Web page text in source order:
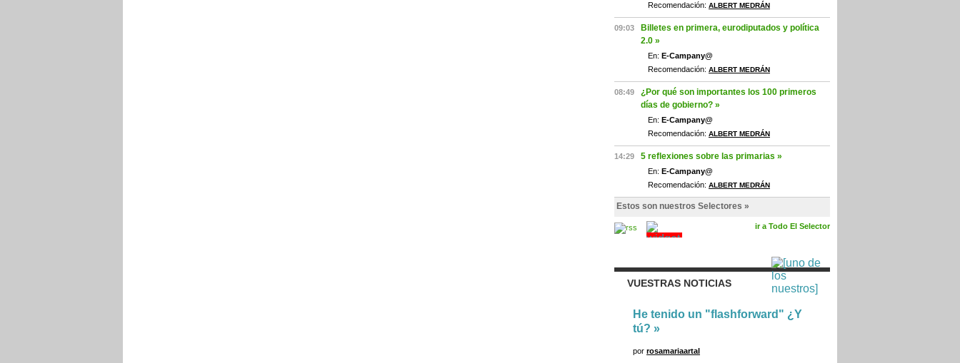
Recomendación: ALBERT MEDRÁN
09:03
Billetes en primera, eurodiputados y política
2.0 »
En: E-Campany@
Recomendación: ALBERT MEDRÁN
08:49
¿Por qué son importantes los 100 primeros
días de gobierno? »
En: E-Campany@
Recomendación: ALBERT MEDRÁN
14:29 5 reflexiones sobre las primarias »
En: E-Campany@
Recomendación: ALBERT MEDRÁN
Estos son nuestros Selectores »
ir a Todo El Selector
VUESTRAS NOTICIAS
He tenido un "flashforward" ¿Y
tú? »
por rosamariaartal